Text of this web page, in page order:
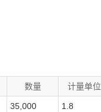
数量 计量单位
35,000 1.8